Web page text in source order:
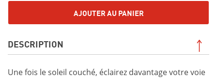
AJOUTER AU PANIER
DESCRIPTION
Une fois le soleil couché, éclairez davantage votre voie